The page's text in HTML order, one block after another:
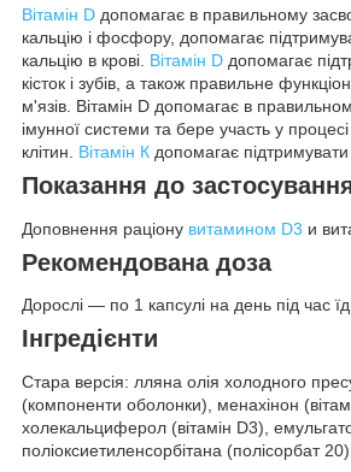
Вітамін D допомагає в правильному
кальцію і фосфору, допомагає
кальцію в крові. Вітамін D допомагає
кісток і зубів, а також правильне
м'язів. Вітамін D допомагає в
імунної системи та бере участь у
клітин. Вітамін К допомагає підтримувати
Показання до
Доповнення раціону витамином D3 и
Рекомендована доза
Дорослі — по 1 капсулі на день під час
Інгредієнти
Стара версія: лляна олія холодного
(компоненти оболонки), менахінон
холекальциферол (вітамін D3),
поліоксиетиленсорбітана (полісорбат 20).